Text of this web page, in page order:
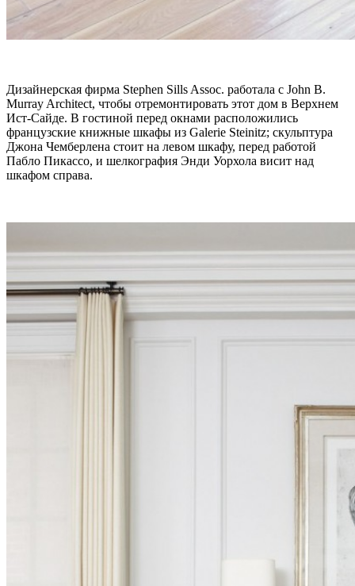
Дизайнерская фирма Stephen Sills Assoc. работала с John B.
Murray Architect, чтобы отремонтировать этот дом в Верхнем
Ист-Сайде. В гостиной перед окнами расположились
французские книжные шкафы из Galerie Steinitz; скульптура
Джона Чемберлена стоит на левом шкафу, перед работой
Пабло Пикассо, и шелкография Энди Уорхола висит над
шкафом справа.